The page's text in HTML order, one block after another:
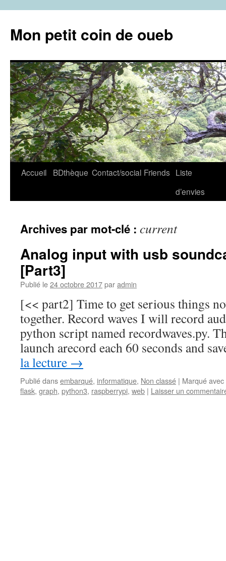
contenu
Mon petit coin de oueb
Accueil BDthèque Contact/social Friends Liste
d’envies
Archives par mot-clé : current
Analog input with usb
[Part3]
Publié le24 octobre 2017paradmin
[<< part2] Time to get serious things
together. Record waves I will record
python script named recordwaves.py.
launch arecord each 60 seconds and
la lecture →
Publié dansembarqué, informatique, Non classé | Marqué avec
flask, graph, python3, raspberrypi, web | Laisser un